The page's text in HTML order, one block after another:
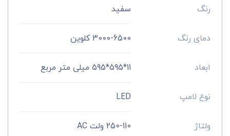
رنگ سفید
دمای رنگ 3000-6500 کلوین
ابعاد 11*595*595 میلی متر مربع
نوع لامپ LED
ولتاژ 250-110 ولت AC